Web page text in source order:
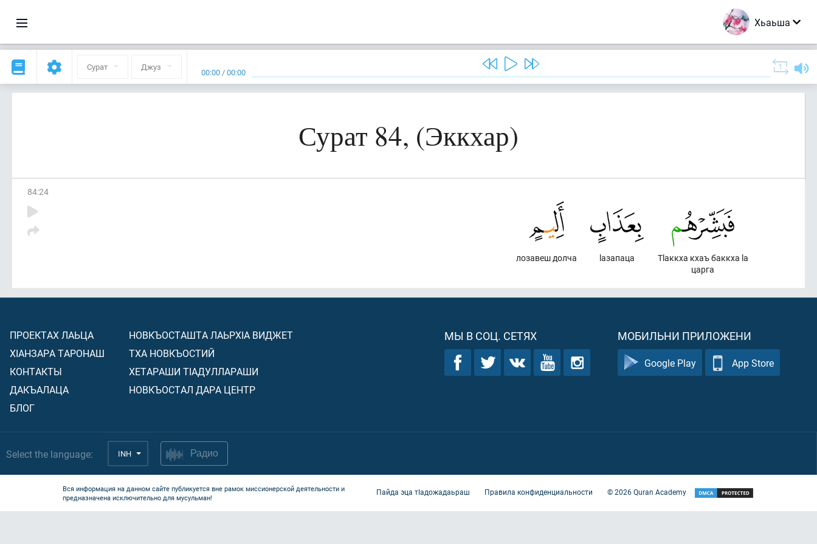
Хьаьша
Сурат Джуз 00:00 /00:00
Сурат 84, (Эккхар)
84:24
Тlаккха кхаъ баккха lа
царга
lазапаца
лозавеш долча
ПРОЕКТАХ ЛАЬЦА
ХIАНЗАРА ТАРОНАШ
КОНТАКТЫ
ДАКЪАЛАЦА
БЛОГ
НОВКЪОСТАШТА ЛАЬРХIА ВИДЖЕТ
ТХА НОВКЪОСТИЙ
ХЕТАРАШИ ТIАДУЛЛАРАШИ
НОВКЪОСТАЛ ДАРА ЦЕНТР
МЫ В СОЦ. СЕТЯХ МОБИЛЬНИ ПРИЛОЖЕНИ
Google Play App Store
Select the language: INH Радио
Вся информация на данном сайте публикуется вне рамок миссионерской деятельности и
предназначена исключительно для мусульман!
Пайда эца тIадожадаьраш Правила конфиденциальности ©2026Quran Academy